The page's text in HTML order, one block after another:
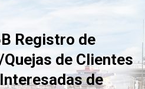
Registro de
de Clientes
de